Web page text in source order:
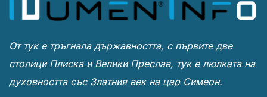
От тук е тръгнала държавността, с първите две
столици Плиска и Велики Преслав, тук е люлката на
духовността със Златния век на цар Симеон.